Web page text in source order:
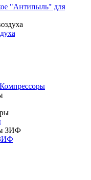
"Антипыль" для